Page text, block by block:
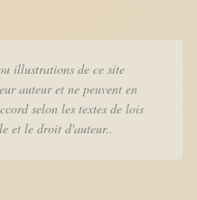
illustrations de ce site
auteur et ne peuvent en
selon les textes de lois
et le droit d'auteur..